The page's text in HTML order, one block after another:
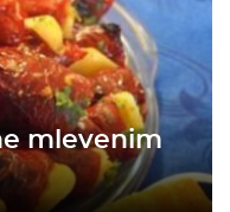
mlevenim